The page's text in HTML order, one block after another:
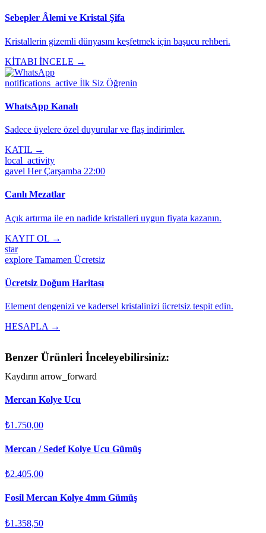
Sebepler Âlemi ve Kristal Şifa
Kristallerin gizemli dünyasını keşfetmek için başucu rehberi.
KİTABI İNCELE →
notifications_active İlk Siz Öğrenin
WhatsApp Kanalı
Sadece üyelere özel duyurular ve flaş indirimler.
KATIL →
local_activity
gavel Her Çarşamba 22:00
Canlı Mezatlar
Açık artırma ile en nadide kristalleri uygun fiyata kazanın.
KAYIT OL →
star
explore Tamamen Ücretsiz
Ücretsiz Doğum Haritası
Element dengenizi ve kadersel kristalinizi ücretsiz tespit edin.
HESAPLA →
Benzer Ürünleri İnceleyebilirsiniz:
Kaydırın arrow_forward
Mercan Kolye Ucu
₺1.750,00
Mercan / Sedef Kolye Ucu Gümüş
₺2.405,00
Fosil Mercan Kolye 4mm Gümüş
₺1.358,50